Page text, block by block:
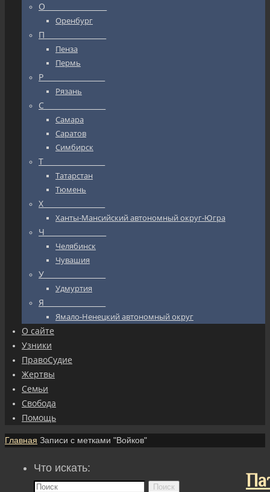
О_________________
Оренбург
П_________________
Пенза
Пермь
Р_________________
Рязань
С_________________
Самара
Саратов
Симбирск
Т_________________
Татарстан
Тюмень
Х_________________
Ханты-Мансийский автономный округ-Югра
Ч_________________
Челябинск
Чувашия
У_________________
Удмуртия
Я_________________
Ямало-Ненецкий автономный округ
О сайте
Узники
ПравоСудие
Жертвы
Семьи
Свобода
Помощь
Главная Записи с метками "Войков"
Что искать:
Поиск